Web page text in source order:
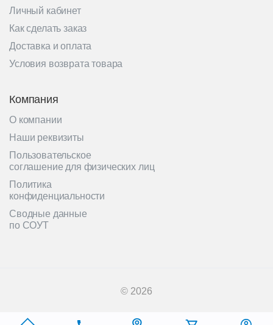
Личный кабинет
Как сделать заказ
Доставка и оплата
Условия возврата товара
Компания
О компании
Наши реквизиты
Пользовательское
соглашение для физических лиц
Политика
конфиденциальности
Сводные данные
по СОУТ
© 2026